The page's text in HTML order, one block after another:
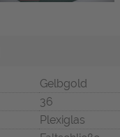
Gelbgold
36
Plexiglas